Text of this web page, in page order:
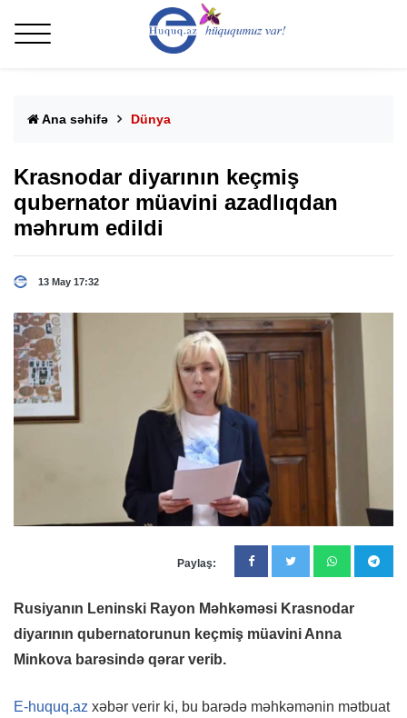
Ana səhifə Dünya
Krasnodar diyarının keçmiş
qubernator müavini azadlıqdan
məhrum edildi
13 May 17:32
Paylaş:
Rusiyanın Leninski Rayon Məhkəməsi Krasnodar
diyarının qubernatorunun keçmiş müavini Anna
Minkova barəsində qərar verib.
E-huquq.az xəbər verir ki, bu barədə məhkəmənin mətbuat